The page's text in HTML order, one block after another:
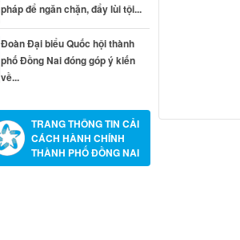
pháp để ngăn chặn, đẩy lùi tội...
Đoàn Đại biểu Quốc hội thành
phố Đồng Nai đóng góp ý kiến
về...
TRANG THÔNG TIN CẢI
CÁCH HÀNH CHÍNH
THÀNH PHỐ ĐỒNG NAI